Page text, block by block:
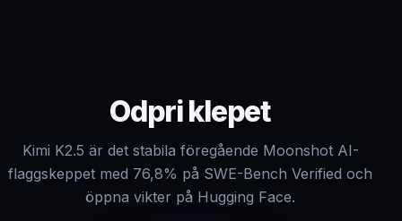
Odpri klepet
Kimi K2.5 är det stabila föregående Moonshot AI-
flaggskeppet med 76,8% på SWE-Bench Verified och
öppna vikter på Hugging Face.